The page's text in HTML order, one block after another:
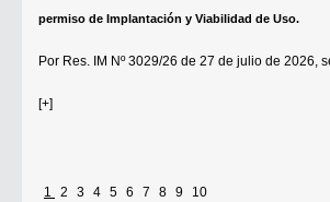
permiso de Implantación y Viabilidad de Uso.
Por Res. IM Nº 3029/26 de 27 de julio de 2026,
[+]
1 2 3 4 5 6 7 8 9 10